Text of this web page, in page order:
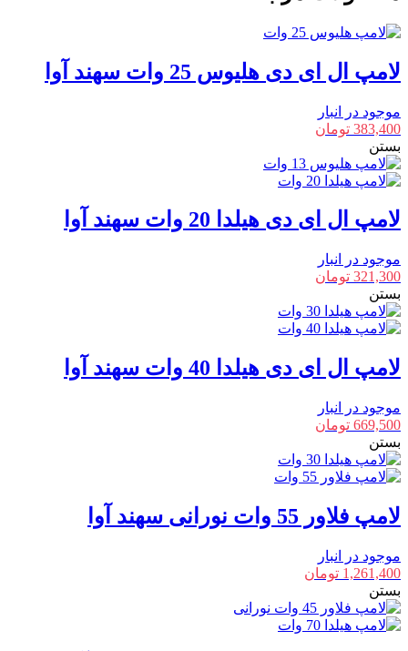
وات
آوا
عدد
لامپ ال ای دی هلیوس 25 وات سهند آوا
موجود در انبار
383,400 تومان
بستن
لامپ ال ای دی هیلدا 20 وات سهند آوا
موجود در انبار
321,300 تومان
بستن
لامپ ال ای دی هیلدا 40 وات سهند آوا
موجود در انبار
669,500 تومان
بستن
لامپ فلاور 55 وات نورانی سهند آوا
موجود در انبار
1,261,400 تومان
بستن